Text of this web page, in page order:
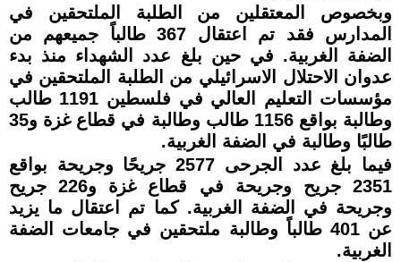
وبخصوص المعتقلين من الطلبة الملتحقين في
المدارس فقد تم اعتقال 367 طالباً جميعهم من
الضفة الغربية. في حين بلغ عدد الشهداء منذ بدء
عدوان الاحتلال الاسرائيلي من الطلبة الملتحقين في
مؤسسات التعليم العالي في فلسطين 1191 طالب
وطالبة بواقع 1156 طالب وطالبة في قطاع غزة و35
طالبًا وطالبة في الضفة الغربية.
فيما بلغ عدد الجرحى 2577 جريحًا وجريحة بواقع
2351 جريح وجريحة في قطاع غزة و226 جريح
وجريحة في الضفة الغربية. كما تم اعتقال ما يزيد
عن 401 طالباً وطالبة ملتحقين في جامعات الضفة
الغربية.